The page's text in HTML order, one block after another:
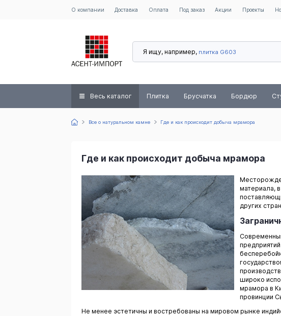
О компании Доставка Оплата Под заказ Акции Проекты
Я ищу, например, плитка G603
Весь каталог Плитка Брусчатка Бордюр
Все о натуральном камне Где и как происходит добыча мрамора
Где и как происходит добыча мрамора
материала,
других
широко
мрамора в
провинции
Не менее эстетичны и востребованы на мировом рынке